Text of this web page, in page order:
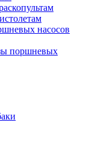
насосов
поршневых